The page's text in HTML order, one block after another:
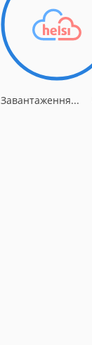
Завантаження...